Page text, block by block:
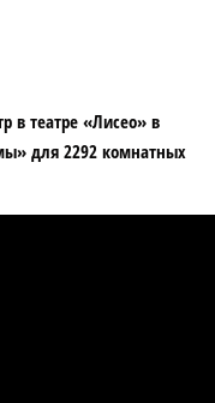
в театре «Лисео» в
для 2292 комнатных